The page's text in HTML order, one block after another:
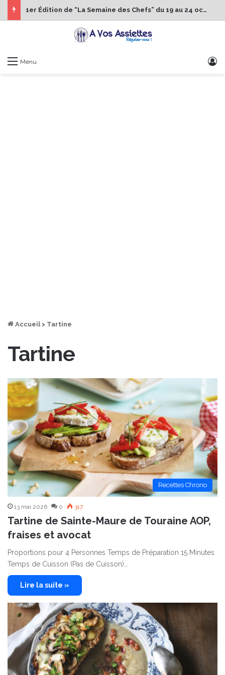
1er Édition de “La Semaine des Chefs” du 19 au 24 octobre 2026
Menu
Accueil > Tartine
Tartine
Recettes Chrono
13 mai 2026 0 317
Tartine de Sainte-Maure de Touraine AOP,
fraises et avocat
Proportions pour 4 Personnes Temps de Préparation 15 Minutes
Temps de Cuisson (Pas de Cuisson)…
Lire la suite »